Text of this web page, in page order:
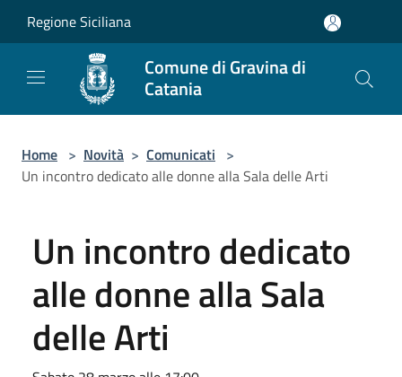
Regione Siciliana
Comune di Gravina di
Catania
Home > Novità > Comunicati >
Un incontro dedicato alle donne alla Sala delle Arti
Un incontro dedicato
alle donne alla Sala
delle Arti